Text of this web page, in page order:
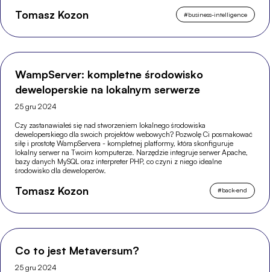
Tomasz Kozon #business-intelligence
WampServer: kompletne środowisko
deweloperskie na lokalnym serwerze
25 gru 2024
Czy zastanawiałeś się nad stworzeniem lokalnego środowiska
deweloperskiego dla swoich projektów webowych? Pozwolę Ci posmakować
siłę i prostotę WampServera - kompletnej platformy, która skonfiguruje
lokalny serwer na Twoim komputerze. Narzędzie integruje serwer Apache,
bazy danych MySQL oraz interpreter PHP, co czyni z niego idealne
środowisko dla deweloperów.
Tomasz Kozon #back-end
Co to jest Metaversum?
25 gru 2024